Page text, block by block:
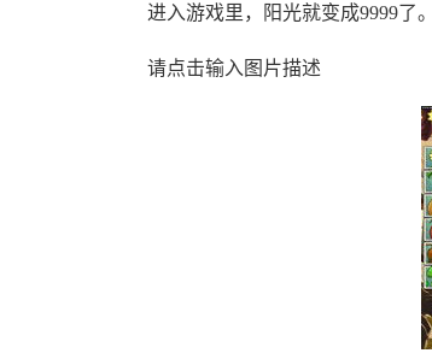
进入游戏里，阳光就变成9999了。
请点击输入图片描述